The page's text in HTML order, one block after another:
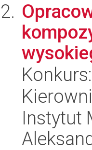
Konkurs:
Instytut